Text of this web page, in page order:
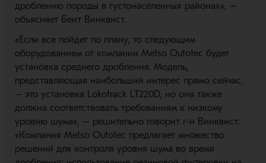
дроблению породы в густонаселенных районах», –
объясняет Бент Винквист.
«Если все пойдет по плану, то следующим
оборудованием от компании Metso Outotec будет
установка среднего дробления. Модель,
представляющая наибольший интерес прямо сейчас,
– это установка Lokotrack LT220D, но она также
должна соответствовать требованиям к низкому
уровню шума», – решительно говорит г-н Винквист.
«Компания Metso Outotec предлагает множество
решений для контроля уровня шума во время